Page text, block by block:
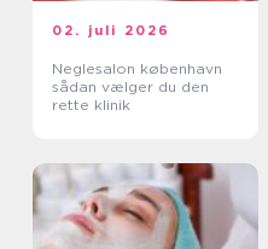
02. juli 2026
Neglesalon københavn
sådan vælger du den
rette klinik